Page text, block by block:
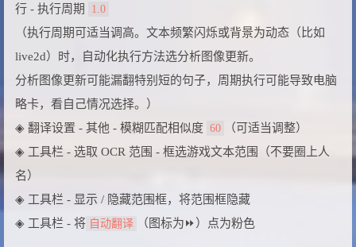
行 - 执行周期
1.0
（执行周期可适当调高。文本频繁闪烁或背景为动态（比如
live2d）时，自动化执行方法选分析图像更新。
分析图像更新可能漏翻特别短的句子，周期执行可能导致电脑
略卡，看自己情况选择。）
◈ 翻译设置 - 其他 - 模糊匹配相似度 60
（可适当调整）
◈ 工具栏 - 选取 OCR 范围 - 框选游戏文本范围（不要圈上人
名）
◈ 工具栏 - 显示 / 隐藏范围框，将范围框隐藏
◈ 工具栏 - 将 自动翻译 （图标为⏩）点为粉色